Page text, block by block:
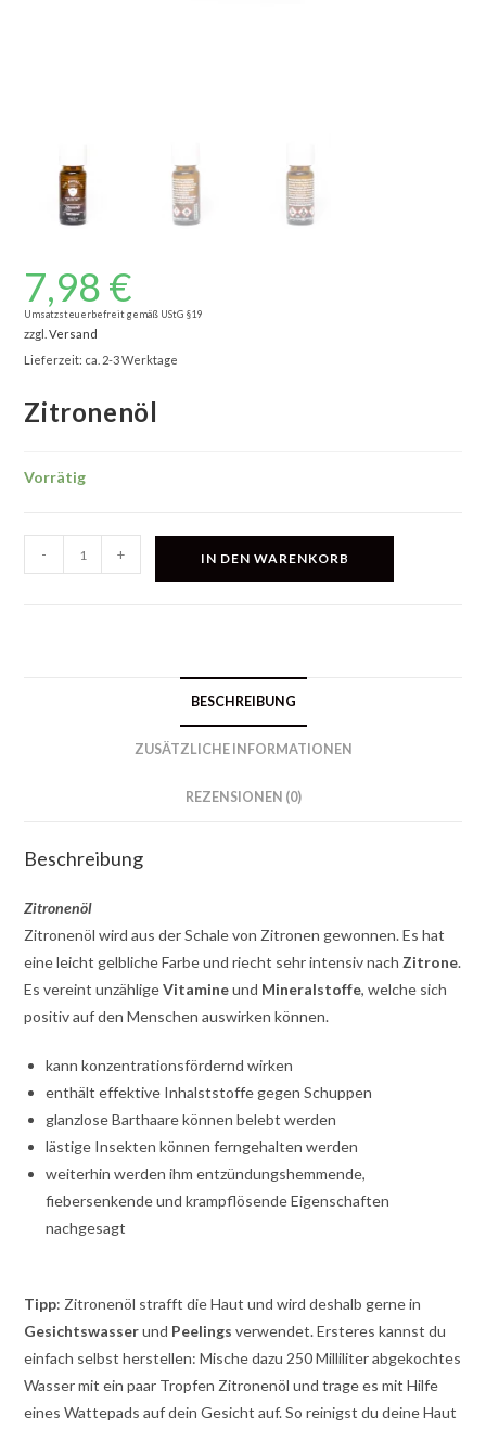
7,98 €
Umsatzsteuerbefreit gemäß UStG §19
zzgl.Versand
Lieferzeit: ca. 2-3 Werktage
Zitronenöl
Vorrätig
Zitronenöl
Menge
- + IN DEN WARENKORB
BESCHREIBUNG
ZUSÄTZLICHE INFORMATIONEN
REZENSIONEN (0)
Beschreibung
Zitronenöl
Zitronenöl wird aus der Schale von Zitronen gewonnen. Es hat
eine leicht gelbliche Farbe und riecht sehr intensiv nachZitrone.
Es vereint unzähligeVitamineund Mineralstoffe, welche sich
positiv auf den Menschen auswirken können.
kann konzentrationsfördernd wirken
enthält effektive Inhalststoffe gegen Schuppen
glanzlose Barthaare können belebt werden
lästige Insekten können ferngehalten werden
weiterhin werden ihm entzündungshemmende,
fiebersenkende und krampflösende Eigenschaften
nachgesagt
Tipp: Zitronenöl strafft die Haut und wird deshalb gerne in
Gesichtswasserund Peelings verwendet. Ersteres kannst du
einfach selbst herstellen: Mische dazu 250 Milliliter abgekochtes
Wasser mit ein paar Tropfen Zitronenöl und trage es mit Hilfe
eines Wattepads auf dein Gesicht auf. So reinigst du deine Haut